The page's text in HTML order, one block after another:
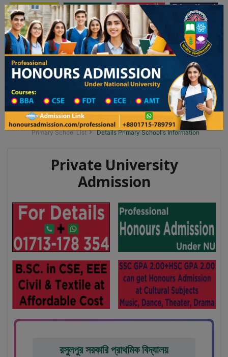
Toggle navigation অনার্স ভর্তি প্রফেশনাল অনার্স
Updates
২৬ শিক্ষাবর্ষের ১ম বর্ষের ভর্তি আবেদন বিজ্ঞপ্তি ঢাকা বিশ্ববিদ্যালয় ২০২৫-২৬ শিক্ষাবর্ষে
Division List
Primary School District Wise
Primary School in গফরগাঁও
Primary School List
Details Primary School's Information
Private University
Admission
রসুলপুর সরকারি প্রাথমিক বিদ্যালয়